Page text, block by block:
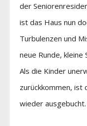
der
ist das Haus nun
Turbulenzen und
neue Runde, kleine
Als die Kinder
zurückkommen, ist
wieder ausgebucht.